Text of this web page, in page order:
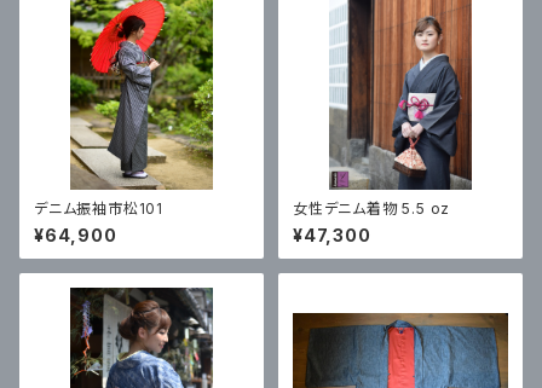
デニム振袖市松101
¥64,900
女性デニム着物 5.5 oz
¥47,300